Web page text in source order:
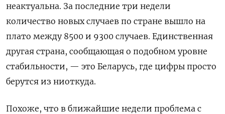
неактуальна. За последние три недели
количество новых случаев по стране вышло на
плато между 8500 и 9300 случаев. Единственная
другая страна, сообщающая о подобном уровне
стабильности, — это Беларусь, где цифры просто
берутся из ниоткуда.
Похоже, что в ближайшие недели проблема с